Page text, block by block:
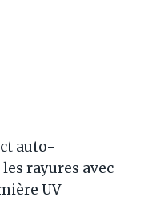
auto-
rayures avec
UV